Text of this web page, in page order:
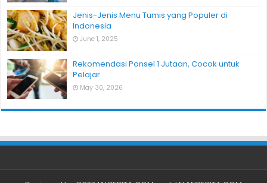
Jenis-Jenis Menu Tumis yang Populer di
Indonesia
June 1, 2025
Rekomendasi Ponsel 1 Jutaan, Cocok untuk
Pelajar
May 30, 2026